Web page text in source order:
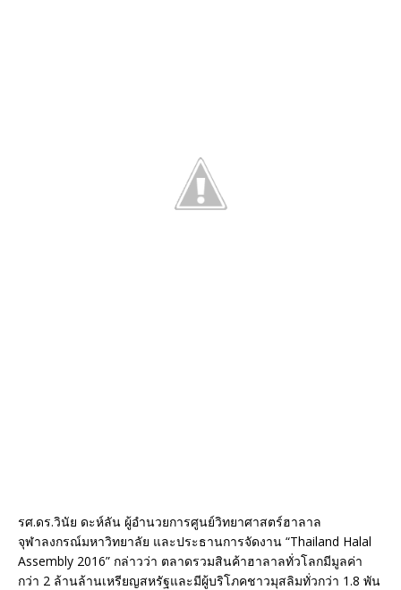
รศ.ดร.วินัย ดะห์ลัน ผู้อำนวยการศูนย์วิทยาศาสตร์ฮาลาล
จุฬาลงกรณ์มหาวิทยาลัย และประธานการจัดงาน “Thailand Halal
Assembly 2016” กล่าวว่า ตลาดรวมสินค้าฮาลาลทั่วโลกมีมูลค่า
กว่า 2 ล้านล้านเหรียญสหรัฐและมีผู้บริโภคชาวมุสลิมทั่วกว่า 1.8 พัน